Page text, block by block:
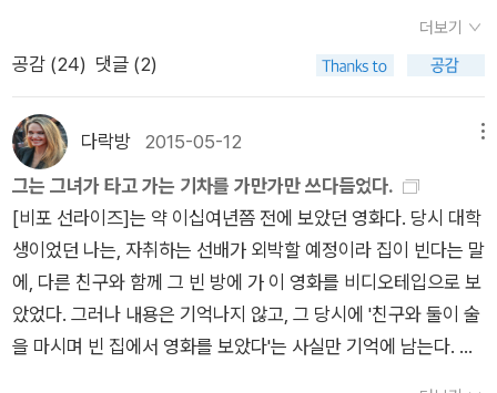
두 사람 사이에 사랑이란 존재했을까. 조사원에 의해 안개 속의
진실이 하나씩 드러날수록 베스포르와 로베나의 관계는 더욱 복
다. 두 사람에게 일어난 일은 그 오랜 딜레마와 상관이 있는 게 아
닐까 하는 생각이 들기도 했다. 사랑은 정말로 존재하는가. 아니
면 사랑이란 겨우 오천 년 혹은 육천 년 전쯤에 지구상에 나타난
미약한 불빛이거나 미지의 환영에 불과하며, 인간은 이것을 마침
내 받아들일지 아니면 이물질처럼 거부할지 고민하는 중일 뿐인
가. 오존층이 얇아지고 사막화가 진행되며 테러리즘이 맹위를 떨
치는 상황 등에 대해서는 이미 경고의 목소리가 높았지만, 아직까
지 사랑이라는 감정의 불안정성에 대해 우려하는 사람은 없었다.
된 만찬>(문학동네)이 번역돼 나왔기에 그 이후작에 대해서 점
검해보았다. <잘못된 만찬>의 번역대본은 2009년에 불어판인
데, 알바니아어판 원저는 2008년에 나왔고 영어본 제목으로는
<돌도시의 몰락>이다(‘잘못된 만찬‘과 ‘돌도시의 몰락‘ 사이의
간극이 너무 크지만 2008년작은 그것밖에 없다). <잘못된 만찬
> 이후작으로 국내에 소개된 건 두 작품이다.<잘못된 만찬>(20
08)<사고>(2010)<인형>(2015)곧 <인형>이 현재까지 나온
마지막 소설이다. <부서진 사월>까지를 임의로 초기작이라고
하면, 초기작은 아래 세 편이다(번역대본들이 주로 불어판이어서
원저의 출판연도와 차이가 난다).<죽은 군대의 장군>(1963)<
돌의 연대기>(1971)<부서진 사월>(1980)국내에는 그 사이의
더보기
공감 (24) 댓글 (2)
다락방 2015-05-12
그는 그녀가 타고 가는 기차를 가만가만 쓰다듬었다.
[비포 선라이즈]는 약 이십여년쯤 전에 보았던 영화다. 당시 대학
생이었던 나는, 자취하는 선배가 외박할 예정이라 집이 빈다는 말
에, 다른 친구와 함께 그 빈 방에 가 이 영화를 비디오테입으로 보
았었다. 그러나 내용은 기억나지 않고, 그 당시에 '친구와 둘이 술
을 마시며 빈 집에서 영화를 보았다'는 사실만 기억에 남는다. 깔